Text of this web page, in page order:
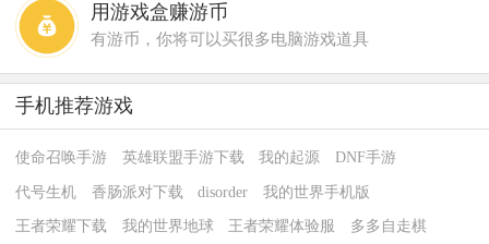
用游戏盒赚游币
有游币，你将可以买很多电脑游戏道具
手机推荐游戏
使命召唤手游 英雄联盟手游下载 我的起源 DNF手游
代号生机 香肠派对下载 disorder 我的世界手机版
王者荣耀下载 我的世界地球 王者荣耀体验服 多多自走棋